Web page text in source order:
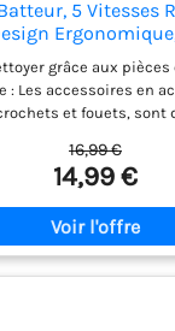
5 Vitesses
Inox, Pièces
Sans BPA,
Bouton Éjecteur,
grâce aux
: Les accessoires en
et fouets, sont
moteur de 200W pour
: Avec 200W et cinq
gère facilement les
pâtes épaisses.
durables : Livré avec
en acier
16,99 €
14,99 €